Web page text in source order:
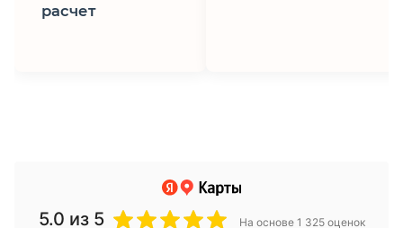
расчет
5.0 из 5 На основе 1 325 оценок